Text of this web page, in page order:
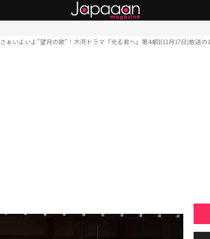
さぁいよいよ”望月の歌”！大河ドラマ『光る君へ』第44回(11月17日)放送の